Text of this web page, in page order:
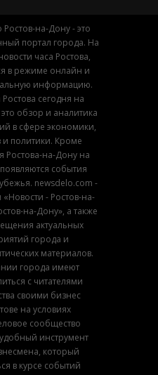
на-Дону - это
портал города. На
часа Ростова,
в режиме онлайн и
информацию.
сегодня на
обзор и аналитика
в сфере экономики,
политики. Кроме
Ростова-на-Дону на
события
newsdelo.com -
- Ростов-на-
на-Дону», а также
актуальных
города и
материалов.
города имеют
с читателями
своими бизнес
на условиях
сообщество
инструмент
который
в курсе событий